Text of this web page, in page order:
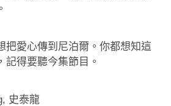
把愛心傳到尼泊爾。你都想知這
記得要聽今集節目。
史泰龍